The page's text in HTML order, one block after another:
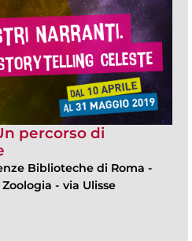
percorso di
Biblioteche di Roma -
- via Ulisse